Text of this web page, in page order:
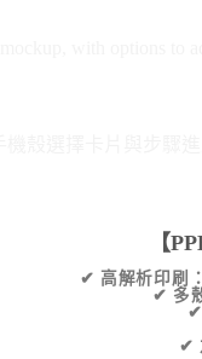
【
✔ 高解析印刷
✔ 多
✔
✔